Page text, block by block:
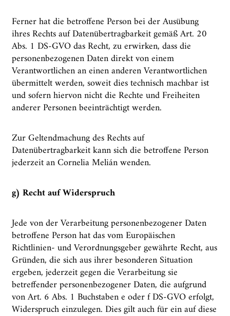
Ferner hat die betroffene Person bei der Ausübung
ihres Rechts auf Datenübertragbarkeit gemäß Art. 20
Abs. 1 DS-GVO das Recht, zu erwirken, dass die
personenbezogenen Daten direkt von einem
Verantwortlichen an einen anderen Verantwortlichen
übermittelt werden, soweit dies technisch machbar ist
und sofern hiervon nicht die Rechte und Freiheiten
anderer Personen beeinträchtigt werden.
Zur Geltendmachung des Rechts auf
Datenübertragbarkeit kann sich die betroffene Person
jederzeit an Cornelia Melián wenden.
g) Recht auf Widerspruch
Jede von der Verarbeitung personenbezogener Daten
betroffene Person hat das vom Europäischen
Richtlinien- und Verordnungsgeber gewährte Recht, aus
Gründen, die sich aus ihrer besonderen Situation
ergeben, jederzeit gegen die Verarbeitung sie
betreffender personenbezogener Daten, die aufgrund
von Art. 6 Abs. 1 Buchstaben e oder f DS-GVO erfolgt,
Widerspruch einzulegen. Dies gilt auch für ein auf diese